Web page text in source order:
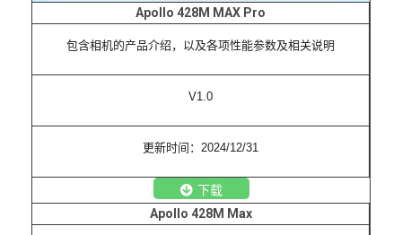
Apollo 428M MAX Pro
包含相机的产品介绍，以及各项性能参数及相关说明
V1.0
更新时间：2024/12/31
下载
Apollo 428M Max